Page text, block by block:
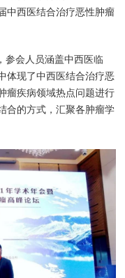
中西医结合治疗恶性肿瘤
参会人员涵盖中西医临
体现了中西医结合治疗恶
瘤疾病领域热点问题进行
合的方式，汇聚各肿瘤学